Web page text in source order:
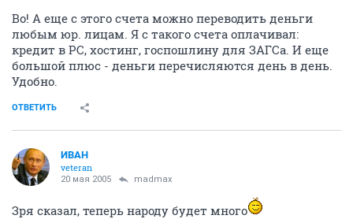
Во! А еще с этого счета можно переводить деньги
любым юр. лицам. Я с такого счета оплачивал:
кредит в РС, хостинг, госпошлину для ЗАГСа. И еще
большой плюс - деньги перечисляются день в день.
Удобно.
ОТВЕТИТЬ
ИBАH
veteran
20 мая 2005 madmax
Зря сказал, теперь народу будет много